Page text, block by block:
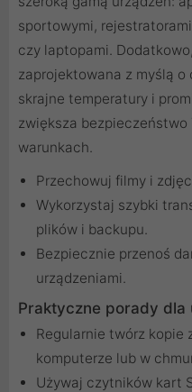
sportowymi,
czy laptopami.
zaprojektowana z myślą o
skrajne temperatury i
zwiększa
warunkach.
Przechowuj filmy i
Wykorzystaj szybki
plików i backupu.
Bezpiecznie przenoś
urządzeniami.
Praktyczne porady dla
Regularnie twórz kopie
komputerze lub w
Używaj czytników kart